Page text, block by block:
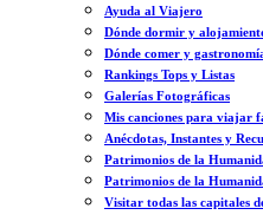
Ayuda al Viajero
Dónde dormir y
Dónde comer y
Rankings Tops y Listas
Galerías Fotográficas
Mis canciones para viajar
Anécdotas, Instantes y
Patrimonios de la
Patrimonios de la
Visitar todas las capitales